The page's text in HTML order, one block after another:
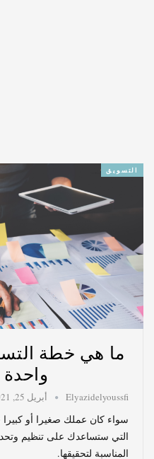
التسويق
ما هي خطة
Elyazidelyoussfi أبريل 25, 2021
سواء كان عملك صغيرا أو
التي ستساعدك على تنظيم
المناسبة لتحقيقها.